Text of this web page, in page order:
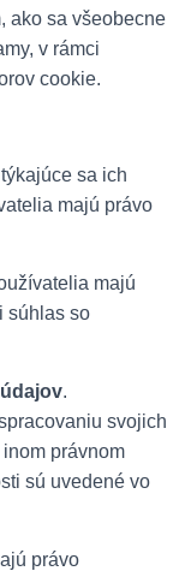
ako sa všeobecne
v rámci
cookie.
sa ich
majú právo
majú
súhlas so
.
svojich
právnom
sú uvedené vo
právo